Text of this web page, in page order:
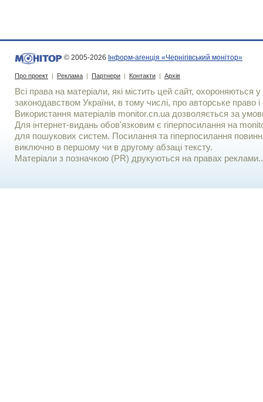
© 2005-2026 Інформ-агенція «Чернігівський монітор»
Про проект | Реклама | Партнери | Контакти | Архів
Всі права на матеріали, які містить цей сайт, охороняються у
законодавством України, в тому числі, про авторське право і
Використання матерiалiв monitor.cn.ua дозволяється за
Для iнтернет-видань обов'язковим є гiперпосилання на
для пошукових систем. Посилання та гіперпосилання
виключно в першому чи в другому абзаці тексту.
Матеріали з позначкою (PR) друкуються на правах реклами..